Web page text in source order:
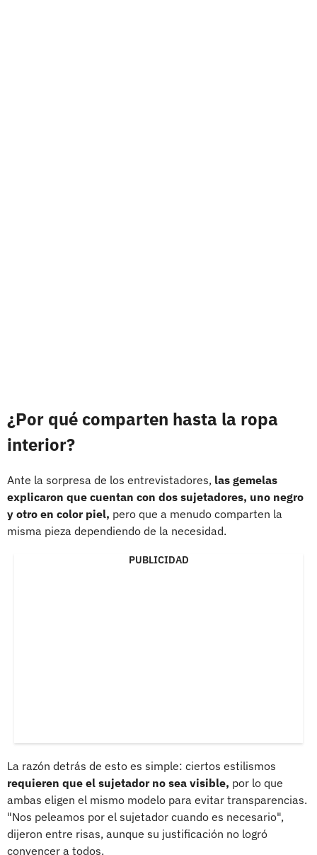
¿Por qué comparten hasta la ropa
interior?
Ante la sorpresa de los entrevistadores, las gemelas
explicaron que cuentan con dos sujetadores, uno negro
y otro en color piel, pero que a menudo comparten la
misma pieza dependiendo de la necesidad.
PUBLICIDAD
La razón detrás de esto es simple: ciertos estilismos
requieren que el sujetador no sea visible, por lo que
ambas eligen el mismo modelo para evitar transparencias.
"Nos peleamos por el sujetador cuando es necesario",
dijeron entre risas, aunque su justificación no logró
convencer a todos.